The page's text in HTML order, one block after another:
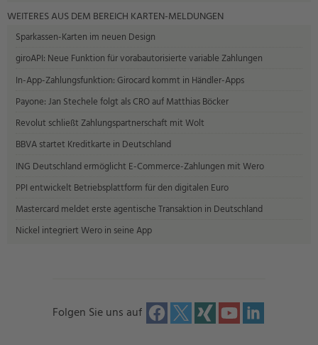
WEITERES AUS DEM BEREICH KARTEN-MELDUNGEN
Sparkassen-Karten im neuen Design
giroAPI: Neue Funktion für vorabautorisierte variable Zahlungen
In-App-Zahlungsfunktion: Girocard kommt in Händler-Apps
Payone: Jan Stechele folgt als CRO auf Matthias Böcker
Revolut schließt Zahlungspartnerschaft mit Wolt
BBVA startet Kreditkarte in Deutschland
ING Deutschland ermöglicht E-Commerce-Zahlungen mit Wero
PPI entwickelt Betriebsplattform für den digitalen Euro
Mastercard meldet erste agentische Transaktion in Deutschland
Nickel integriert Wero in seine App
Folgen Sie uns auf